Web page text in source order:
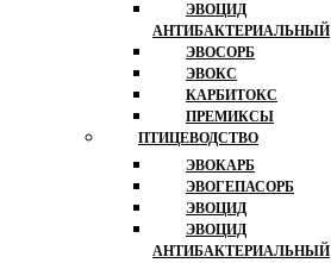
ЭВОЦИД
АНТИБАКТЕРИАЛЬНЫЙ
ЭВОСОРБ
ЭВОКС
КАРБИТОКС
ПРЕМИКСЫ
ПТИЦЕВОДСТВО
ЭВОКАРБ
ЭВОГЕПАСОРБ
ЭВОЦИД
ЭВОЦИД
АНТИБАКТЕРИАЛЬНЫЙ